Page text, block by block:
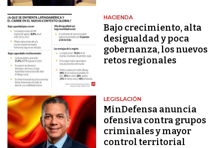
HACIENDA
Bajo crecimiento, alta
desigualdad y poca
gobernanza, los nuevos
retos regionales
LEGISLACIÓN
MinDefensa anuncia
ofensiva contra grupos
criminales y mayor
control territorial